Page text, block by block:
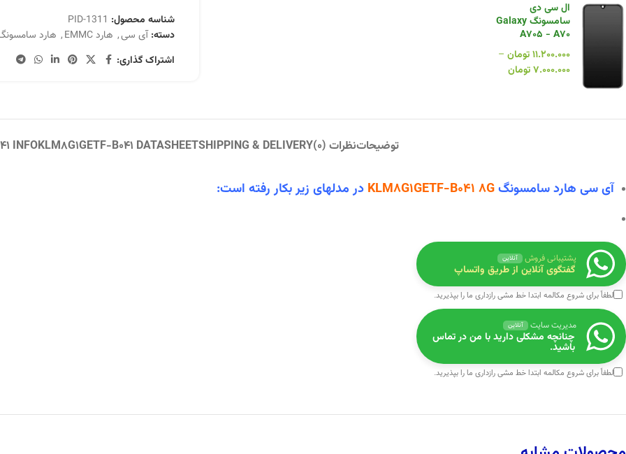
ال سی دی
سامسونگ Galaxy
A705 - A70
۱۱.۲۰۰.۰۰۰تومان –
۷.۰۰۰.۰۰۰تومان
شناسه محصول: PID-1311
دسته: آی سی, هارد EMMC , هارد
اشتراک گذاری:
توضیحاتنظرات (0) SHIPPING & DELIVERY
KLM8G1GETF-B041 DATASHEET
INFO
آی سی هارد سامسونگKLM8G1GETF-B041 8G درمدلهای زیر بکار رفته است:
پشتیبانی فروش آنلاین
گفتگوی آنلاین از طریق واتساپ
لطفاً برای شروع مکالمه ابتداخط مشی رازداری ما را بپذیرید.
مدیریت سایت آنلاین
چنانچه مشکلی دارید با من در تماس
باشید.
لطفاً برای شروع مکالمه ابتداخط مشی رازداری ما را بپذیرید.